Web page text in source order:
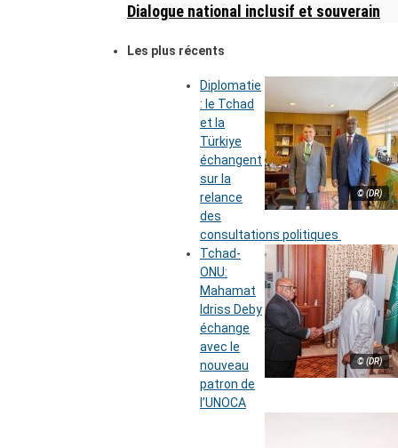
Dialogue national inclusif et souverain
Les plus récents
© (DR)
Diplomatie
: le Tchad
et la
Türkiye
échangent
sur la
relance
des
consultations politiques
© (DR)
Tchad-
ONU:
Mahamat
Idriss Deby
échange
avec le
nouveau
patron de
l’UNOCA